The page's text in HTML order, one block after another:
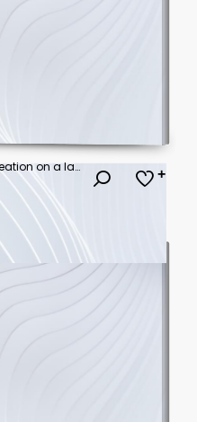
A person engaged in content creation on a laptop, showcasing a digital overlay of interface elements, embodying modern technology and creative processes in a workspace. Ledger